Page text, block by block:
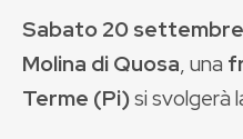
Sabato 20 settembre
Molina di Quosa, una
Terme (Pi)si svolgerà